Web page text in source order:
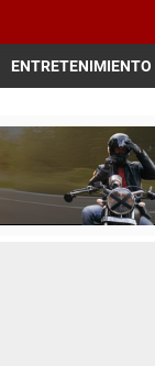
ENTRETENIMIENTO